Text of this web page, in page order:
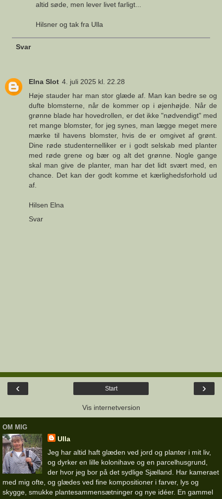
altid søde, men lever livet farligt...
Hilsner og tak fra Ulla
Svar
Elna Slot 4. juli 2025 kl. 22.28
Høje stauder har man stor glæde af. Man kan bedre se og
dufte blomsterne, når de kommer op i øjenhøjde. Når de
grønne blade har hovedrollen, er det ikke "nødvendigt" med
ret mange blomster, for jeg synes, man lægge meget mere
mærke til havens blomster, hvis de er omgivet af grønt.
Dine røde studenternelliker er i godt selskab med planter
med røde grene og bær og alt det grønne. Nogle gange
skal man give de planter, man har det lidt svært med, en
chance. Det kan der godt komme et kærlighedsforhold ud
af.
Hilsen Elna
Svar
‹ ›
Start
Vis internetversion
OM MIG
Ulla
Jeg har altid haft glæden ved jord og planter i mit liv,
og dyrker en lille kolonihave og en parcelhusgrund,
der hvor jeg bor på det sydlige Sjælland. Har kameraet
med mig ofte, og glædes ved fine kompositioner i farver, lys og
skygge, smukke plantesammensætninger og nye idéer. En gammel